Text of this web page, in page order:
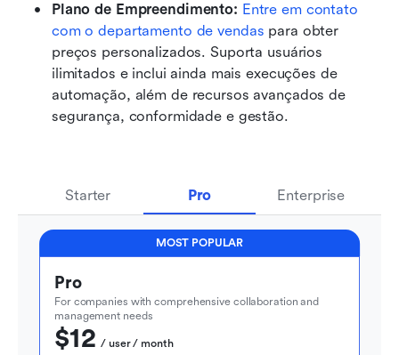
Plano de Empreendimento: Entre em contato
com o departamento de vendas para obter
preços personalizados. Suporta usuários
ilimitados e inclui ainda mais execuções de
automação, além de recursos avançados de
segurança, conformidade e gestão.
Starter Pro Enterprise
MOST POPULAR
Pro
For companies with comprehensive collaboration and
management needs
$12
  / user / month